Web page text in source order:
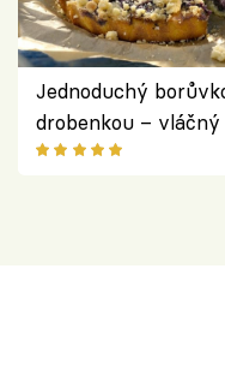
Jednoduchý
drobenkou –
ovoce